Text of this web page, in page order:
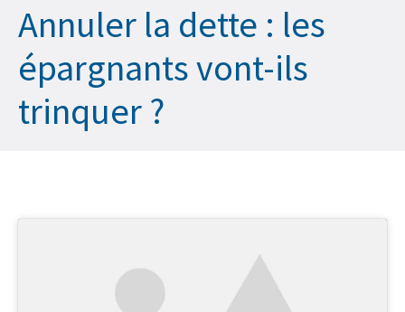
Annuler la dette : les
épargnants vont-ils
trinquer ?